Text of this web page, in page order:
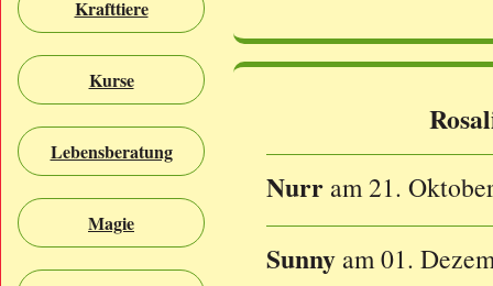
Krafttiere
Kurse
Lebensberatung
Magie
Nurr am 21.
Sunny am 01.